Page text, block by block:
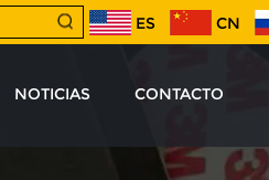
ES CN
NOTICIAS CONTACTO